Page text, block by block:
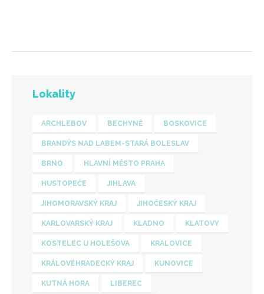
Lokality
ARCHLEBOV BECHYNĚ BOSKOVICE
BRANDÝS NAD LABEM-STARÁ BOLESLAV
BRNO HLAVNÍ MĚSTO PRAHA
HUSTOPEČE JIHLAVA
JIHOMORAVSKÝ KRAJ JIHOČESKÝ KRAJ
KARLOVARSKÝ KRAJ KLADNO KLATOVY
KOSTELEC U HOLEŠOVA KRALOVICE
KRÁLOVÉHRADECKÝ KRAJ KUNOVICE
KUTNÁ HORA LIBEREC